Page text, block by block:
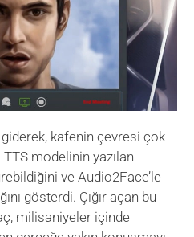
kafenin çevresi çok
modelinin yazılan
ve Audio2Face’le
gösterdi. Çığır açan bu
milisaniyeler içinde